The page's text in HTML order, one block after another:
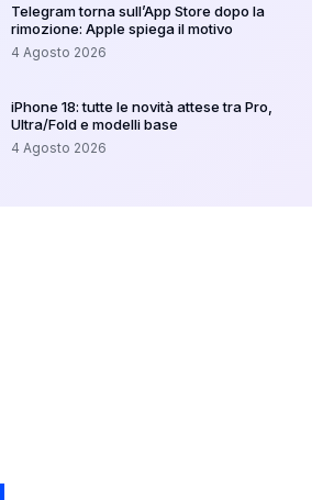
Telegram torna sull’App Store dopo la
rimozione: Apple spiega il motivo
4 Agosto 2026
iPhone 18: tutte le novità attese tra Pro,
Ultra/Fold e modelli base
4 Agosto 2026